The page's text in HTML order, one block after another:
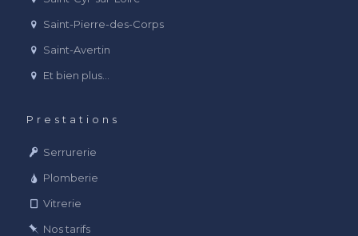
Saint-Pierre-des-Corps
Saint-Avertin
Et bien plus…
Prestations
Serrurerie
Plomberie
Vitrerie
Nos tarifs